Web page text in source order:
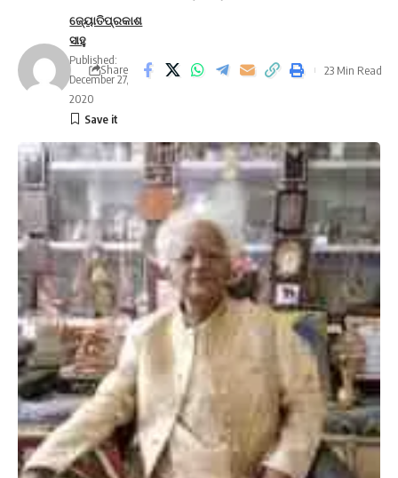
ଜ୍ୟୋତିପ୍ରକାଶ
ସାହୁ
Published:
December 27,
2020
Share 23 Min Read